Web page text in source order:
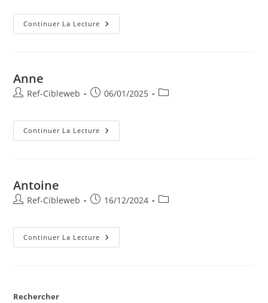
Continuer La Lecture
Anne
Ref-Cibleweb 06/01/2025
Continuer La Lecture
Antoine
Ref-Cibleweb 16/12/2024
Continuer La Lecture
Rechercher